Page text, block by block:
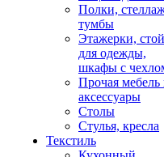
Полки,
тумбы
Этажерки,
для одежды,
шкафы с
Прочая мебель
аксессуары
Столы
Стулья, кресла
Текстиль